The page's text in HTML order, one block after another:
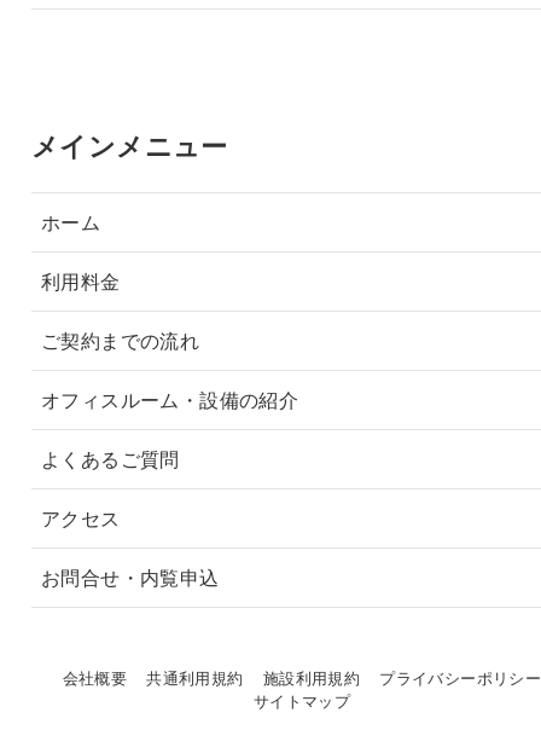
メインメニュー
ホーム
利用料金
ご契約までの流れ
オフィスルーム・設備の紹介
よくあるご質問
アクセス
お問合せ・内覧申込
会社概要 共通利用規約 施設利用規約
プライバシーポリシー
サイトマップ